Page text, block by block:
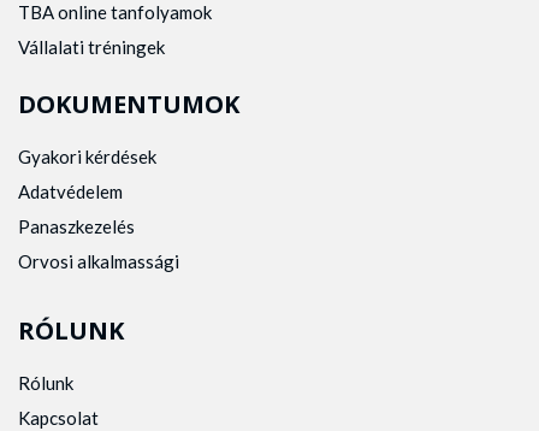
TBA online tanfolyamok
Vállalati tréningek
DOKUMENTUMOK
Gyakori kérdések
Adatvédelem
Panaszkezelés
Orvosi alkalmassági
RÓLUNK
Rólunk
Kapcsolat